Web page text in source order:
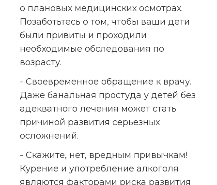
о плановых медицинских осмотрах.
Позаботьтесь о том, чтобы ваши дети
были привиты и проходили
необходимые обследования по
возрасту.
- Своевременное обращение к врачу.
Даже банальная простуда у детей без
адекватного лечения может стать
причиной развития серьезных
осложнений.
- Скажите, нет, вредным привычкам!
Курение и употребление алкоголя
являются факторами риска развития